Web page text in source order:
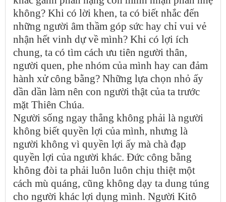
không? Khi có lời khen, ta có biết nhắc đến
những người âm thầm góp sức hay chỉ vui vẻ
nhận hết vinh dự về mình? Khi có lợi ích
chung, ta có tìm cách ưu tiên người thân,
người quen, phe nhóm của mình hay can đảm
hành xử công bằng? Những lựa chọn nhỏ ấy
dần dần làm nên con người thật của ta trước
mặt Thiên Chúa.
Người sống ngay thẳng không phải là người
không biết quyền lợi của mình, nhưng là
người không vì quyền lợi ấy mà chà đạp
quyền lợi của người khác. Đức công bằng
không đòi ta phải luôn luôn chịu thiệt một
cách mù quáng, cũng không dạy ta dung túng
cho người khác lợi dụng mình. Người Kitô